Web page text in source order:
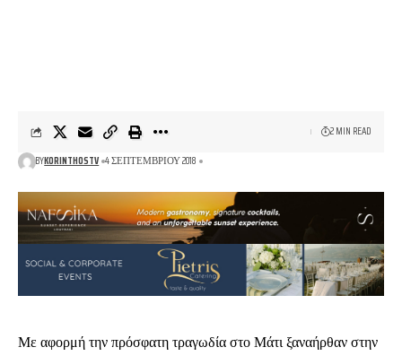
BYKORINTHOSTV 4 ΣΕΠΤΕΜΒΡΊΟΥ 2018
2 MIN READ
Με αφορμή την πρόσφατη τραγωδία στο Μάτι ξαναήρθαν στην